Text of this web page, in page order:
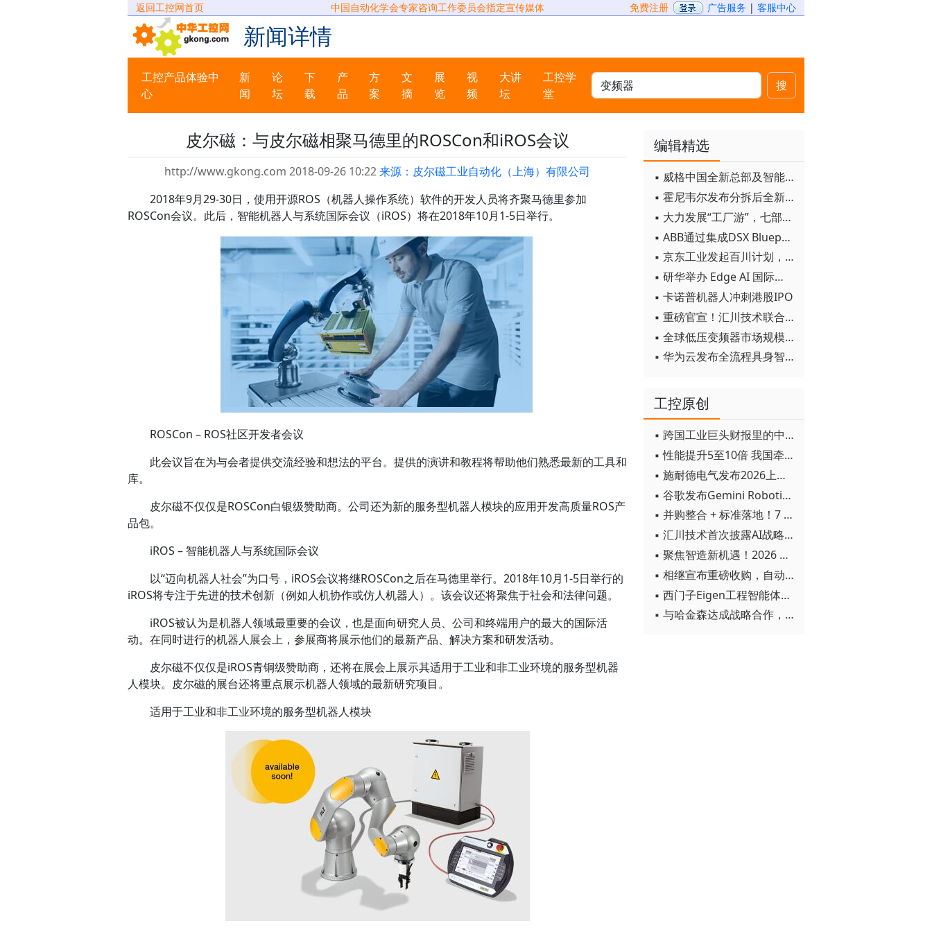
返回工控网首页 中国自动化学会专家咨询工作委员会指定宣传媒体 免费注册 广告服务 | 客服中心
新闻详情
工控产品体验中
心
新
闻
论
坛
下
载
产
品
方
案
文
摘
展
览
视
频
大讲
坛
工控学
堂
搜
皮尔磁：与皮尔磁相聚马德里的ROSCon和iROS会议
http://www.gkong.com 2018-09-26 10:22来源：皮尔磁工业自动化（上海）有限公司
2018年9月29-30日，使用开源ROS（机器人操作系统）软件的开发人员将齐聚马德里参加
ROSCon会议。此后，智能机器人与系统国际会议（iROS）将在2018年10月1-5日举行。
ROSCon – ROS社区开发者会议
此会议旨在为与会者提供交流经验和想法的平台。提供的演讲和教程将帮助他们熟悉最新的工具和
库。
皮尔磁不仅仅是ROSCon白银级赞助商。公司还为新的服务型机器人模块的应用开发高质量ROS产
品包。
iROS – 智能机器人与系统国际会议
以“迈向机器人社会”为口号，iROS会议将继ROSCon之后在马德里举行。2018年10月1-5日举行的
iROS将专注于先进的技术创新（例如人机协作或仿人机器人）。该会议还将聚焦于社会和法律问题。
iROS被认为是机器人领域最重要的会议，也是面向研究人员、公司和终端用户的最大的国际活
动。在同时进行的机器人展会上，参展商将展示他们的最新产品、解决方案和研发活动。
皮尔磁不仅仅是iROS青铜级赞助商，还将在展会上展示其适用于工业和非工业环境的服务型机器
人模块。皮尔磁的展台还将重点展示机器人领域的最新研究项目。
适用于工业和非工业环境的服务型机器人模块
编辑精选
▪ 威格中国全新总部及智能工厂启用
▪ 霍尼韦尔发布分拆后全新品牌：霍尼韦尔科技与霍尼韦尔航空航天
▪ 大力发展“工厂游”，七部门联合发文！
▪ ABB通过集成DSX Blueprint AI基础设施，扩大与英伟达的合作
▪ 京东工业发起百川计划， 构建工业大模型新生态
▪ 研华举办 Edge AI 国际论坛
▪ 卡诺普机器人冲刺港股IPO
▪ 重磅官宣！汇川技术联合发起 D12 联盟，开创产教融合新范式
▪ 全球低压变频器市场规模2030年将超170亿美元
▪ 华为云发布全流程具身智能开发平台CloudRobo
工控原创
▪ 跨国工业巨头财报里的中国成绩单
▪ 性能提升5至10倍 我国牵头制定的WiTSnet工业以太网国际标准正式发布
▪ 施耐德电气发布2026上半年可持续发展成绩单 "Impact 2030"路线图开局稳健
▪ 谷歌发布Gemini Robotics 2模型 实现人形机器人全身智能控制突破
▪ 并购整合 + 标准落地！7 月工业自动化产业动态速递
▪ 汇川技术首次披露AI战略进展：从两个方面推动“AI业务化”落地
▪ 聚焦智造新机遇！2026 青岛数字化及智能制造技术论坛圆满落幕
▪ 相继宣布重磅收购，自动化巨头新一轮并购潮剑指何方？
▪ 西门子Eigen工程智能体落地中国，工业AI跨越物理世界“确定性”拐点
▪ 与哈金森达成战略合作，乐聚机器人何以持续获得工业巨头青睐？